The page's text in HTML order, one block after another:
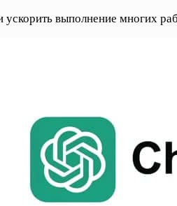
выполнение многих